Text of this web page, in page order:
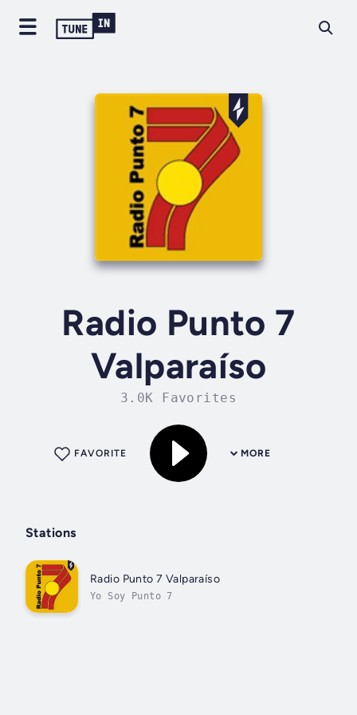
Radio Punto 7
Valparaíso
3.0K Favorites
MORE
FAVORITE
Stations
Radio Punto 7 Valparaíso
Yo Soy Punto 7